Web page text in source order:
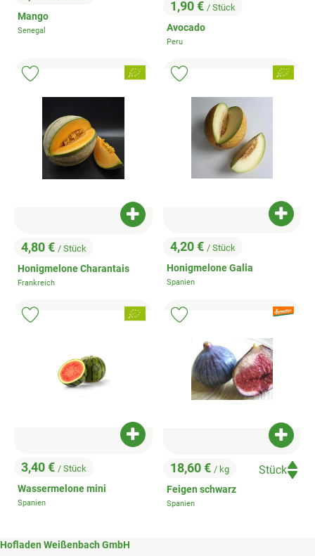
, Preis:
Mango
, Herkunft:
Senegal
, Preis:
1,90 € / Stück
Avocado
, Herkunft:
Peru
, Preis:
4,80 € / Stück
Honigmelone Charantais
, Herkunft:
Frankreich
Produkt zum Warenkorb hinzufügen
, Verband:
Produkt zu Favouriten hinzufügen
, Preis:
4,20 € / Stück
Honigmelone Galia
, Herkunft:
Spanien
, Verband:
Produkt zu Favouriten hinzufügen
, Preis:
3,40 € / Stück
Wassermelone mini
, Herkunft:
Spanien
Produkt zum Warenkorb hinzufügen
, Verband:
Produkt zu Favouriten hinzufügen
, Preis:
18,60 € / kg
Feigen schwarz
, Herkunft:
Spanien
, Verband:
Produkt zu Favouriten hinzufügen
Hofladen Weißenbach GmbH